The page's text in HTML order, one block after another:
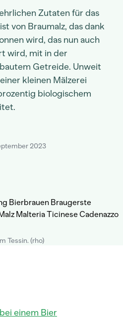
Zutaten für das
von Braumalz, das dank
wird, das nun auch
wird, mit in der
Getreide. Unweit
kleinen Mälzerei
biologischem
2023
Tessin. (rho)
einem Bier